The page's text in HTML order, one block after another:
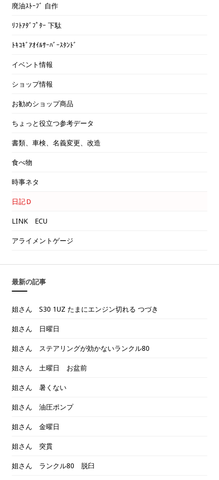
廃油ｽﾄｰﾌﾞ 自作
ﾘﾌﾄｱﾀﾞﾌﾟﾀｰ 下駄
ﾄｷｺｷﾞｱｵｲﾙｻｰﾊﾞｰｽﾀﾝﾄﾞ
イベント情報
ショップ情報
お勧めショップ商品
ちょっと役立つ参考データ
書類、車検、名義変更、改造
食べ物
時事ネタ
日記Ｄ
LINK ECU
アライメントゲージ
最新の記事
姐さん S30 1UZ たまにエンジン切れる つづき
姐さん 日曜日
姐さん ステアリングが効かないランクル80
姐さん 土曜日 お盆前
姐さん 暑くない
姐さん 油圧ポンプ
姐さん 金曜日
姐さん 突貫
姐さん ランクル80 脱臼